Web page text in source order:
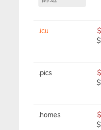
.icu
.pics
.homes